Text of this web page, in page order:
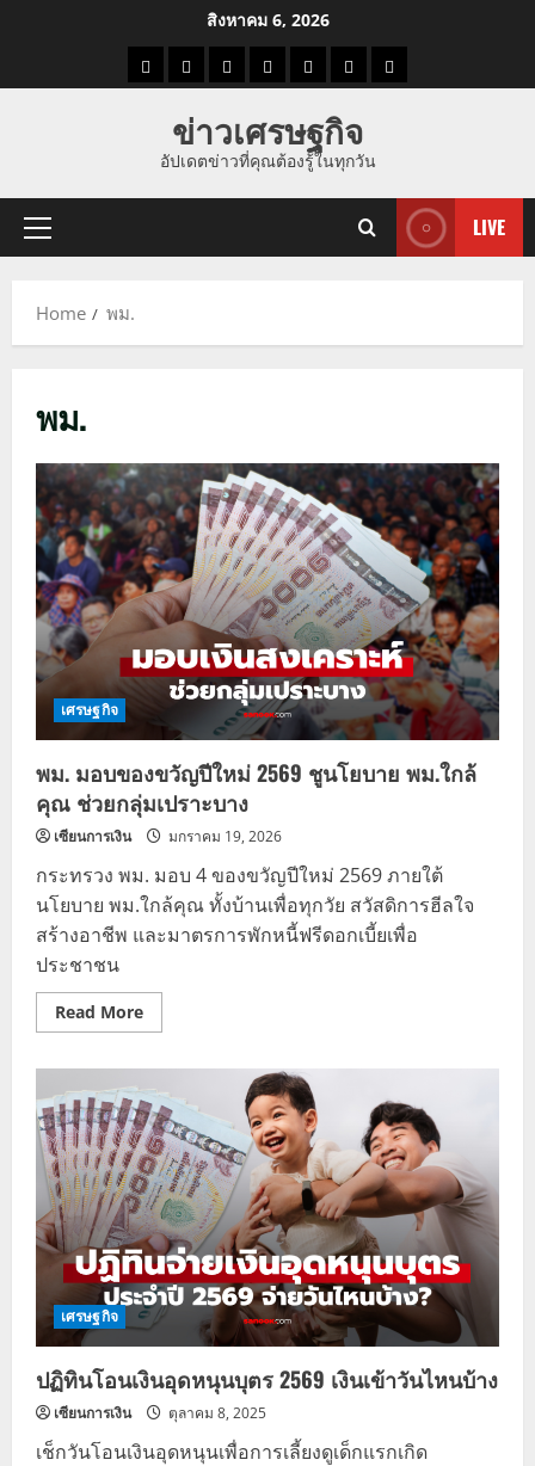
สิงหาคม 6, 2026
ราคาแนว
ราคา
ทอง
ข่าว
นี้
ข่าว
ดูด
ที่
ผู้ชาย
ข่าวเศรษฐกิจ
อัปเดตข่าวที่คุณต้องรู้ในทุกวัน
Primary
LIVE
Home พม.
พม.
เศรษฐกิจ
พม. มอบของขวัญปีใหม่ 2569 ชูนโยบาย พม.ใกล้
คุณ ช่วยกลุ่มเปราะบาง
เซียนการเงิน มกราคม 19, 2026
กระทรวง พม. มอบ 4 ของขวัญปีใหม่ 2569 ภายใต้
นโยบาย พม.ใกล้คุณ ทั้งบ้านเพื่อทุกวัย สวัสดิการฮีลใจ
สร้างอาชีพ และมาตรการพักหนี้ฟรีดอกเบี้ยเพื่อ
ประชาชน
Read MoreRead
more
ของ
ขวัญ
ปี
ใหม่
2569
ชู
นโยบาย
พม.ใกล้
คุณ
ช่วย
กลุ่ม
เปราะ
บาง
เศรษฐกิจ
ปฏิทินโอนเงินอุดหนุนบุตร 2569 เงินเข้าวันไหนบ้าง
เซียนการเงิน ตุลาคม 8, 2025
เช็กวันโอนเงินอุดหนุนเพื่อการเลี้ยงดูเด็กแรกเกิด